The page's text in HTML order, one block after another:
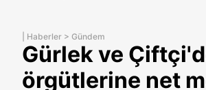
Haberler > Gündem
Gürlek ve
örgütlerine net